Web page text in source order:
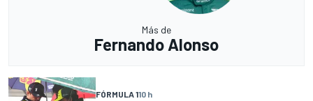
Más de
Fernando Alonso
FÓRMULA 110 h